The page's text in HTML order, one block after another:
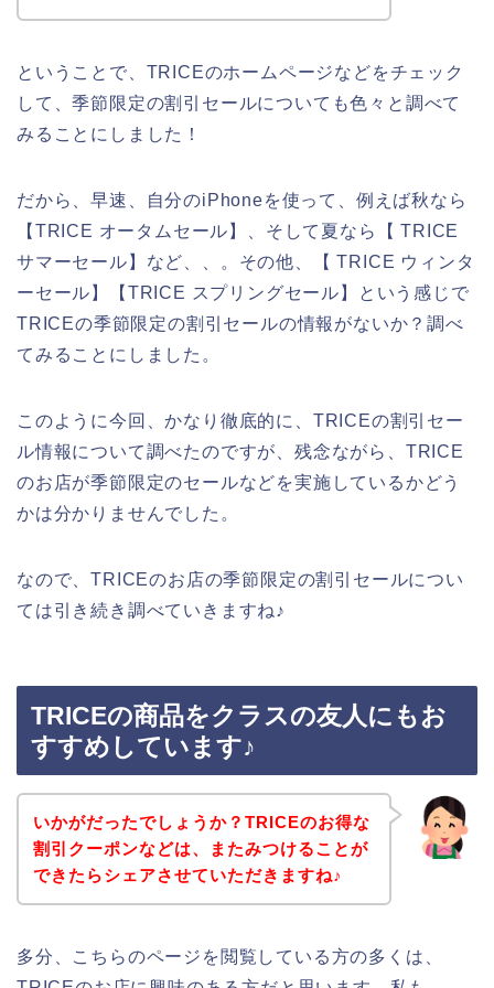
ということで、TRICEのホームページなどをチェック
して、季節限定の割引セールについても色々と調べて
みることにしました！
だから、早速、自分のiPhoneを使って、例えば秋なら
【TRICE オータムセール】、そして夏なら【 TRICE
サマーセール】など、、。その他、【 TRICE ウィンタ
ーセール】【TRICE スプリングセール】という感じで
TRICEの季節限定の割引セールの情報がないか？調べ
てみることにしました。
このように今回、かなり徹底的に、TRICEの割引セー
ル情報について調べたのですが、残念ながら、TRICE
のお店が季節限定のセールなどを実施しているかどう
かは分かりませんでした。
なので、TRICEのお店の季節限定の割引セールについ
ては引き続き調べていきますね♪
TRICEの商品をクラスの友人にもお
すすめしています♪
いかがだったでしょうか？TRICEのお得な
割引クーポンなどは、またみつけることが
できたらシェアさせていただきますね♪
多分、こちらのページを閲覧している方の多くは、